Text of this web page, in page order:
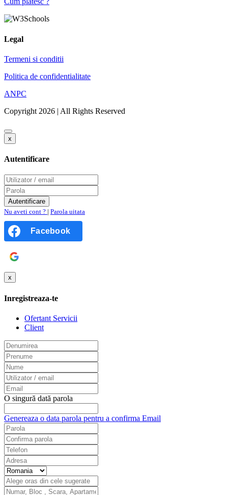
Legal
Termeni si conditii
Politica de confidentialitate
ANPC
Copyright 2026 | All Rights Reserved
x
Autentificare
Nu aveti cont ? | Parola uitata
Facebook
x
Inregistreaza-te
Ofertant Servicii
Client
O singură dată parola
Genereaza o data parola pentru a confirma Email